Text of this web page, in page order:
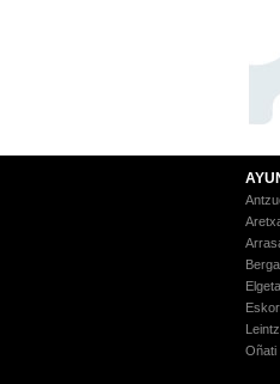
Elgeta
Oñati